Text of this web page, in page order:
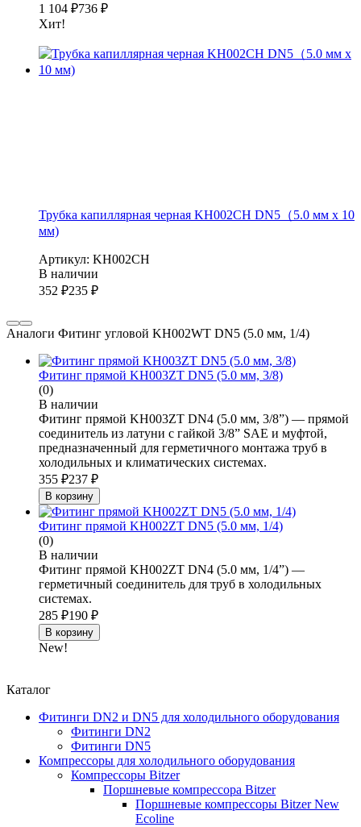
1 104 ₽736 ₽
Хит!
Трубка капиллярная черная KH002CH DN5（5.0 мм х 10
мм)
Артикул: KH002CH
В наличии
352 ₽235 ₽
Аналоги Фитинг угловой KH002WT DN5 (5.0 мм, 1/4)
Фитинг прямой KH003ZT DN5 (5.0 мм, 3/8)
(0)
В наличии
Фитинг прямой KH003ZT DN4 (5.0 мм, 3/8”) — прямой
соединитель из латуни с гайкой 3/8” SAE и муфтой,
предназначенный для герметичного монтажа труб в
холодильных и климатических системах.
355 ₽237 ₽
В корзину
Фитинг прямой KH002ZT DN5 (5.0 мм, 1/4)
(0)
В наличии
Фитинг прямой KH002ZT DN4 (5.0 мм, 1/4”) —
герметичный соединитель для труб в холодильных
системах.
285 ₽190 ₽
В корзину
New!
Каталог
Фитинги DN2 и DN5 для холодильного оборудования
Фитинги DN2
Фитинги DN5
Компрессоры для холодильного оборудования
Компрессоры Bitzer
Поршневые компрессора Bitzer
Поршневые компрессоры Bitzer New
Ecoline